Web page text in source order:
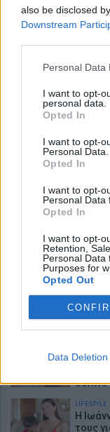
also be disclosed
Downstream
Personal Data
I want to opt-
personal data.
Opted In
I want to opt-
Personal Data.
Opted In
I want to opt-
Personal Data
Opted In
I want to opt-
Retention,
Personal Data
Purposes for
Opted Out
Data Deletion
Θρήνος
ΕΙΔΗΣΕΙΣ
με τη
Το νέο
μετά
της
LIFESTYLE
στην
LIFESTYLE
«Θα
δείπνο
LIFESTYLE
H
τους